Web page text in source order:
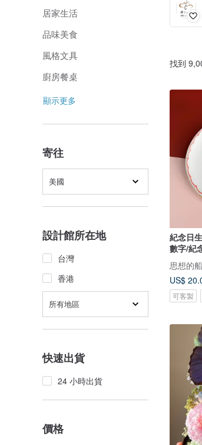
居家生活
品味美食
風格文具
廚房餐桌
顯示更多
寄往
美國
設計館所在地
台灣
香港
所有地區
快速出貨
24 小時出貨
價格
找到
紀念日
數字/紀
思想的
US$
可客製